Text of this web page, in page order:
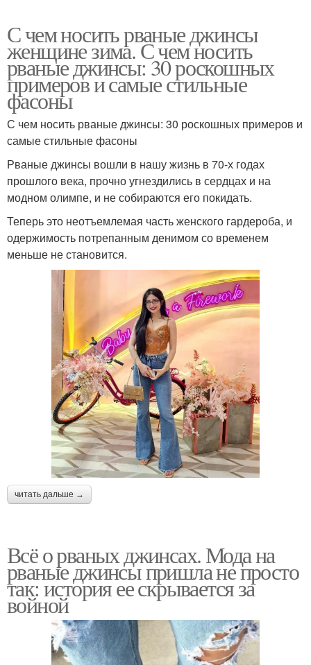
С чем носить рваные джинсы
женщине зима. С чем носить
рваные джинсы: 30 роскошных
примеров и самые стильные
фасоны
С чем носить рваные джинсы: 30 роскошных примеров и
самые стильные фасоны
Рваные джинсы вошли в нашу жизнь в 70-х годах
прошлого века, прочно угнездились в сердцах и на
модном олимпе, и не собираются его покидать.
Теперь это неотъемлемая часть женского гардероба, и
одержимость потрепанным денимом со временем
меньше не становится.
читать дальше →
Всё о рваных джинсах. Мода на
рваные джинсы пришла не просто
так: история ее скрывается за
войной